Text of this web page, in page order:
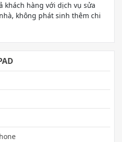
khách hàng với dịch vụ sửa
không phát sinh thêm chi